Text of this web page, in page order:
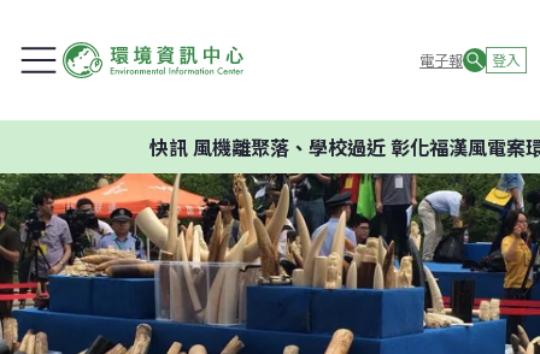
電子報 登入
風機離聚落、學校過近 彰化福漢風電案環委